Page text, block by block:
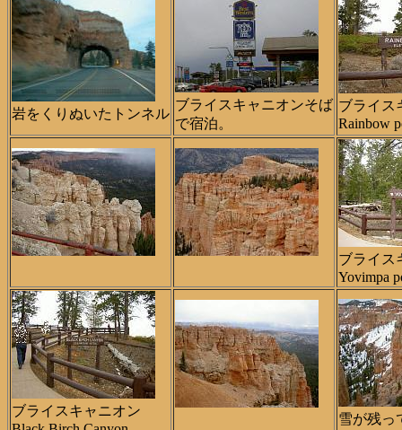
岩をくりぬいたトンネル
ブライスキャニオンそば
で宿泊。
ブライス
Rainbow
ブライス
Yovimpa
ブライスキャニオン
雪が残っ